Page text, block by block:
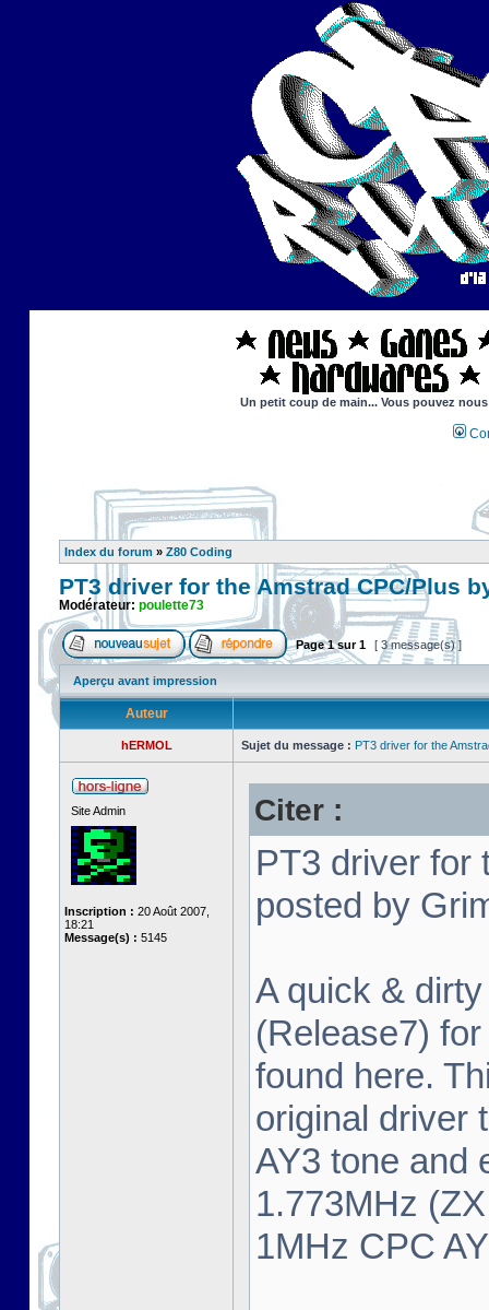
Un petit coup de main... Vous pouvez
Index du forum » Z80 Coding
PT3 driver for the Amstrad CPC/Plus
Modérateur: poulette73
Page1sur1 [ 3 message(s) ]
Aperçu avant impression
Auteur
hERMOL Sujet du message : PT3 driver for the
Site Admin
Inscription : 20 Août 2007,
18:21
Message(s) : 5145
Citer :
PT3 driver for
posted by
A quick &
(Release7)
found here.
original driver
AY3 tone and
1.773MHz
1MHz CPC